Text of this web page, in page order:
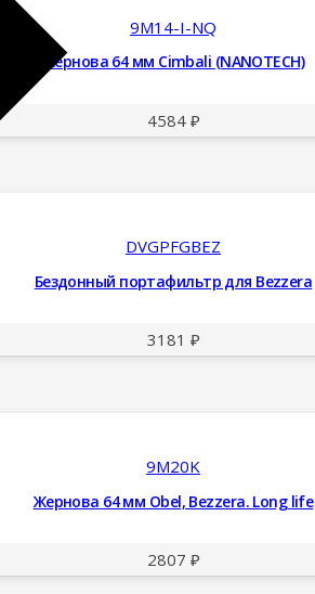
9M14-I-NQ
Жернова 64 мм Cimbali (NANOTECH)
4584 ₽
DVGPFGBEZ
Бездонный портафильтр для Bezzera
3181 ₽
9M20K
Жернова 64 мм Obel, Bezzera. Long life
2807 ₽